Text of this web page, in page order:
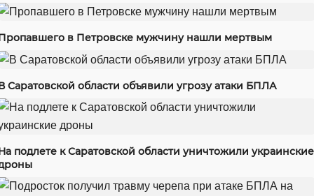
в Петровске мужчину нашли мертвым
Саратовской области объявили угрозу атаки БПЛА
подлете к Саратовской области уничтожили украинские